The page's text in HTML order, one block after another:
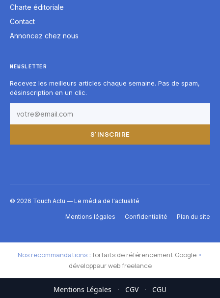
Charte éditoriale
Contact
Annoncez chez nous
NEWSLETTER
Recevez les meilleurs articles chaque semaine. Pas de spam,
désinscription en un clic.
S'INSCRIRE
© 2026 Touch Actu — Le média de l'actualité
Mentions légales Confidentialité Plan du site
Nos recommandations : forfaits de référencement Google •
développeur web freelance
Mentions Légales · CGV · CGU